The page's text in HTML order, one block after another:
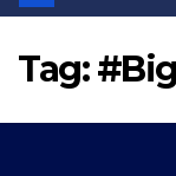
Tag: